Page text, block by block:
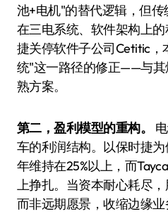
池+电机"的替代逻辑，但
在三电系统、软件架构上
捷关停软件子公司Cetitic
统"这一路径的修正——与其
熟方案。
第二，盈利模型的重构。
车的利润结构。以保时捷
年维持在25%以上，而
上挣扎。当资本耐心耗尽
而非远期愿景，收缩边缘